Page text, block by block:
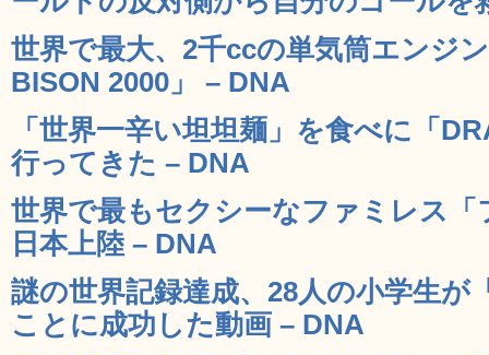
世界で最大、2千ccの単気筒エンジ
BISON 2000」 – DNA
「世界一辛い坦坦麺」を食べに「
行ってきた – DNA
世界で最もセクシーなファミレス
日本上陸 – DNA
謎の世界記録達成、28人の小学生が
ことに成功した動画 – DNA